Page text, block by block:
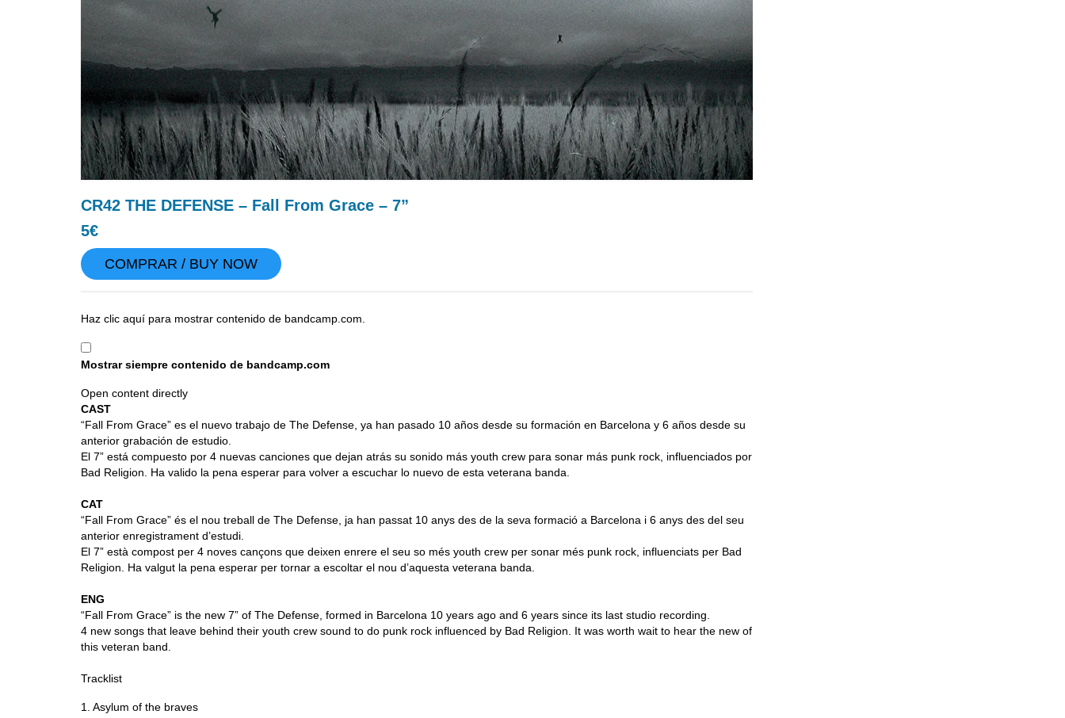
CR42 THE DEFENSE – Fall From Grace – 7”
5€
COMPRAR / BUY NOW
Mostrar
de
bandcamp.com
Haz clic aquí para mostrar contenido de bandcamp.com.
Mostrar siempre contenido de bandcamp.com
Open content directly
CAST
“Fall From Grace” es el nuevo trabajo de The Defense, ya han pasado 10 años desde su formación en Barcelona y 6 años desde su
anterior grabación de estudio.
El 7” está compuesto por 4 nuevas canciones que dejan atrás su sonido más youth crew para sonar más punk rock, influenciados por
Bad Religion. Ha valido la pena esperar para volver a escuchar lo nuevo de esta veterana banda.
CAT
“Fall From Grace” és el nou treball de The Defense, ja han passat 10 anys des de la seva formació a Barcelona i 6 anys des del seu
anterior enregistrament d’estudi.
El 7” està compost per 4 noves cançons que deixen enrere el seu so més youth crew per sonar més punk rock, influenciats per Bad
Religion. Ha valgut la pena esperar per tornar a escoltar el nou d’aquesta veterana banda.
ENG
“Fall From Grace” is the new 7” of The Defense, formed in Barcelona 10 years ago and 6 years since its last studio recording.
4 new songs that leave behind their youth crew sound to do punk rock influenced by Bad Religion. It was worth wait to hear the new of
this veteran band.
Tracklist
1. Asylum of the braves